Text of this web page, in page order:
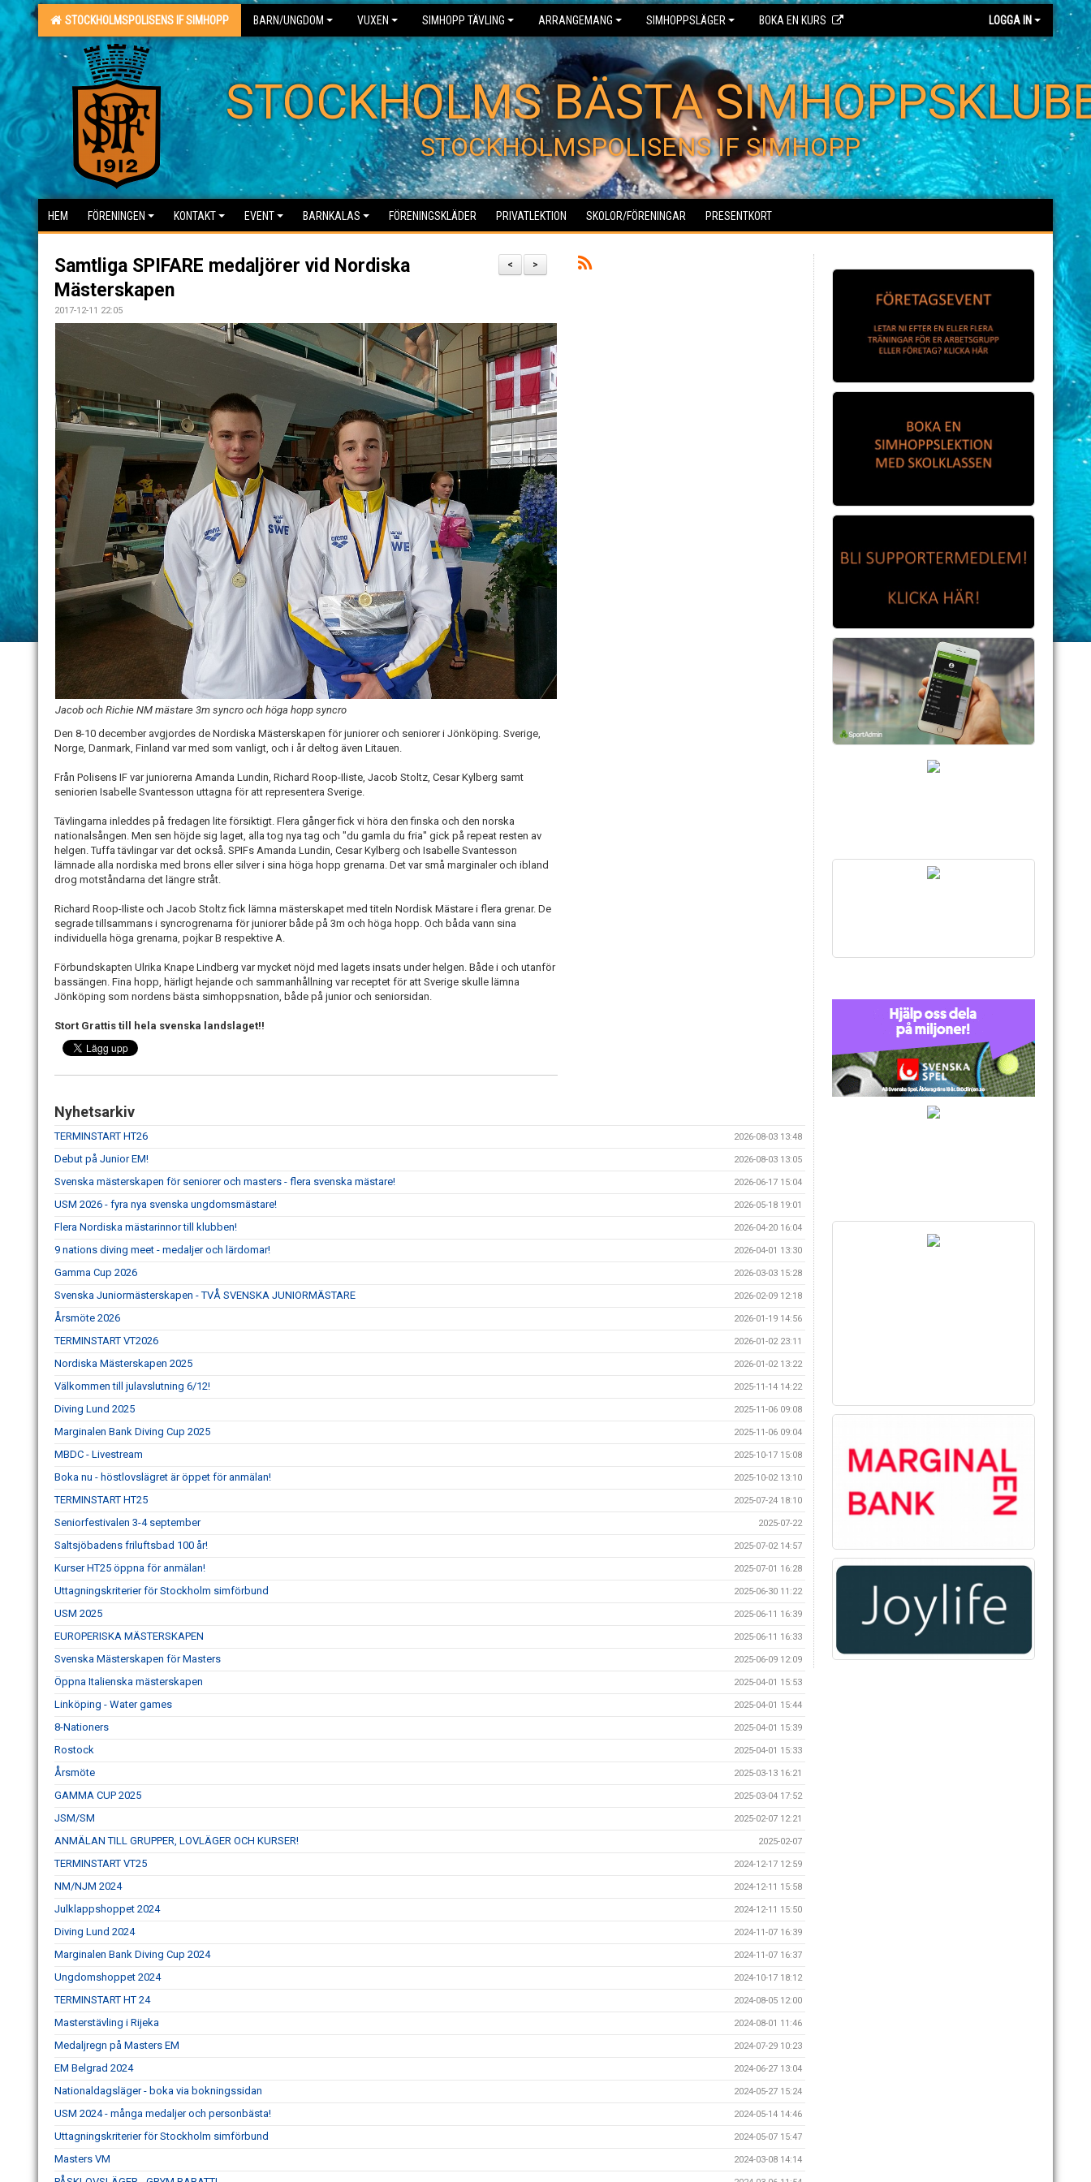
STOCKHOLMSPOLISENS IF SIMHOPP BARN/UNGDOM VUXEN SIMHOPP TÄVLING ARRANGEMANG SIMHOPPSLÄGER BOKA EN KURS LOGGA IN
STOCKHOLMS BÄSTA
STOCKHOLMSPOLISENS IF SIMHOPP
HEM FÖRENINGEN KONTAKT EVENT BARNKALAS FÖRENINGSKLÄDER PRIVATLEKTION SKOLOR/FÖRENINGAR PRESENTKORT
>
<
Samtliga SPIFARE medaljörer vid Nordiska
Mästerskapen
2017-12-11 22:05
Jacob och Richie NM mästare 3m syncro och höga hopp syncro
Den 8-10 december avgjordes de Nordiska Mästerskapen för juniorer och seniorer i Jönköping. Sverige,
Norge, Danmark, Finland var med som vanligt, och i år deltog även Litauen.
Från Polisens IF var juniorerna Amanda Lundin, Richard Roop-Iliste, Jacob Stoltz, Cesar Kylberg samt
seniorien Isabelle Svantesson uttagna för att representera Sverige.
Tävlingarna inleddes på fredagen lite försiktigt. Flera gånger fick vi höra den finska och den norska
nationalsången. Men sen höjde sig laget, alla tog nya tag och "du gamla du fria" gick på repeat resten av
helgen. Tuffa tävlingar var det också. SPIFs Amanda Lundin, Cesar Kylberg och Isabelle Svantesson
lämnade alla nordiska med brons eller silver i sina höga hopp grenarna. Det var små marginaler och ibland
drog motståndarna det längre stråt.
Richard Roop-Iliste och Jacob Stoltz fick lämna mästerskapet med titeln Nordisk Mästare i flera grenar. De
segrade tillsammans i syncrogrenarna för juniorer både på 3m och höga hopp. Och båda vann sina
individuella höga grenarna, pojkar B respektive A.
Förbundskapten Ulrika Knape Lindberg var mycket nöjd med lagets insats under helgen. Både i och utanför
bassängen. Fina hopp, härligt hejande och sammanhållning var receptet för att Sverige skulle lämna
Jönköping som nordens bästa simhoppsnation, både på junior och seniorsidan.
Stort Grattis till hela svenska landslaget!!
Nyhetsarkiv
TERMINSTART HT26 2026-08-03 13:48
Debut på Junior EM! 2026-08-03 13:05
Svenska mästerskapen för seniorer och masters - flera svenska mästare! 2026-06-17 15:04
USM 2026 - fyra nya svenska ungdomsmästare! 2026-05-18 19:01
Flera Nordiska mästarinnor till klubben! 2026-04-20 16:04
9 nations diving meet - medaljer och lärdomar! 2026-04-01 13:30
Gamma Cup 2026 2026-03-03 15:28
Svenska Juniormästerskapen - TVÅ SVENSKA JUNIORMÄSTARE 2026-02-09 12:18
Årsmöte 2026 2026-01-19 14:56
TERMINSTART VT2026 2026-01-02 23:11
Nordiska Mästerskapen 2025 2026-01-02 13:22
Välkommen till julavslutning 6/12! 2025-11-14 14:22
Diving Lund 2025 2025-11-06 09:08
Marginalen Bank Diving Cup 2025 2025-11-06 09:04
MBDC - Livestream 2025-10-17 15:08
Boka nu - höstlovslägret är öppet för anmälan! 2025-10-02 13:10
TERMINSTART HT25 2025-07-24 18:10
Seniorfestivalen 3-4 september 2025-07-22
Saltsjöbadens friluftsbad 100 år! 2025-07-02 14:57
Kurser HT25 öppna för anmälan! 2025-07-01 16:28
Uttagningskriterier för Stockholm simförbund 2025-06-30 11:22
USM 2025 2025-06-11 16:39
EUROPERISKA MÄSTERSKAPEN 2025-06-11 16:33
Svenska Mästerskapen för Masters 2025-06-09 12:09
Öppna Italienska mästerskapen 2025-04-01 15:53
Linköping - Water games 2025-04-01 15:44
8-Nationers 2025-04-01 15:39
Rostock 2025-04-01 15:33
Årsmöte 2025-03-13 16:21
GAMMA CUP 2025 2025-03-04 17:52
JSM/SM 2025-02-07 12:21
ANMÄLAN TILL GRUPPER, LOVLÄGER OCH KURSER! 2025-02-07
TERMINSTART VT25 2024-12-17 12:59
NM/NJM 2024 2024-12-11 15:58
Julklappshoppet 2024 2024-12-11 15:50
Diving Lund 2024 2024-11-07 16:39
Marginalen Bank Diving Cup 2024 2024-11-07 16:37
Ungdomshoppet 2024 2024-10-17 18:12
TERMINSTART HT 24 2024-08-05 12:00
Masterstävling i Rijeka 2024-08-01 11:46
Medaljregn på Masters EM 2024-07-29 10:23
EM Belgrad 2024 2024-06-27 13:04
Nationaldagsläger - boka via bokningssidan 2024-05-27 15:24
USM 2024 - många medaljer och personbästa! 2024-05-14 14:46
Uttagningskriterier för Stockholm simförbund 2024-05-07 15:47
Masters VM 2024-03-08 14:14